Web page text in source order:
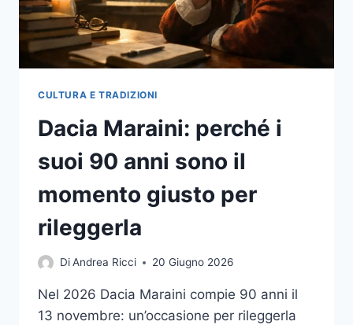
CULTURA E TRADIZIONI
Dacia Maraini: perché i
suoi 90 anni sono il
momento giusto per
rileggerla
DiAndrea Ricci 20 Giugno 2026
Nel 2026 Dacia Maraini compie 90 anni il
13 novembre: un’occasione per rileggerla